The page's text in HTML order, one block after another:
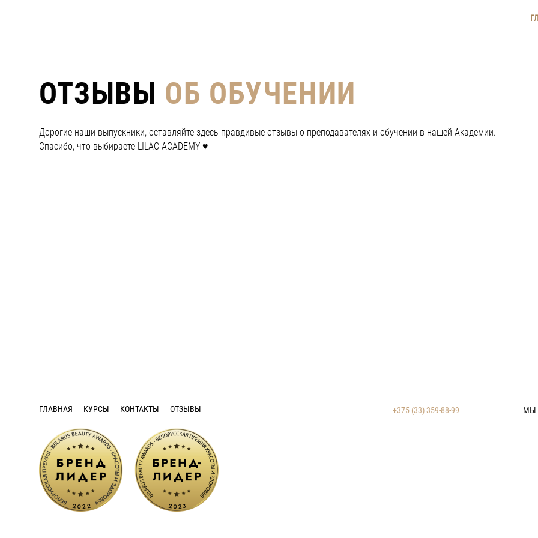
ОТЗЫВЫ ОБ ОБУЧЕНИИ
Дорогие наши выпускники, оставляйте здесь правдивые отзывы о преподавателях и обучении в нашей Академии.
Спасибо, что выбираете LILAC ACADEMY ♥
ГЛАВНАЯ КУРСЫ КОНТАКТЫ ОТЗЫВЫ +375 (33) 359-88-99 МЫ